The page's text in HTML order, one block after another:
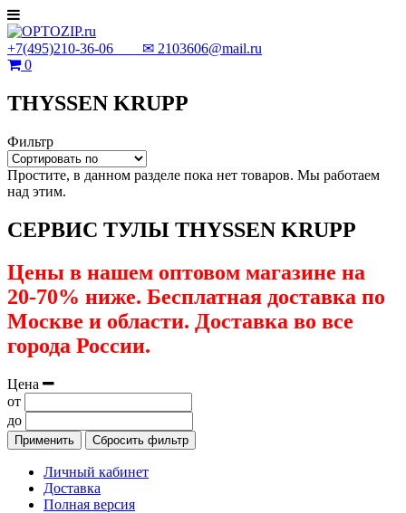
+7(495)210-36-06 ✉ 2103606@mail.ru
0
THYSSEN KRUPP
Фильтр
Простите, в данном разделе пока нет товаров. Мы работаем
над этим.
СЕРВИС ТУЛЫ THYSSEN KRUPP
Цены в нашем оптовом магазине на
20-70% ниже. Бесплатная доставка по
Москве и области. Доставка во все
города России.
Цена
от
до
Применить Сбросить фильтр
Личный кабинет
Доставка
Полная версия